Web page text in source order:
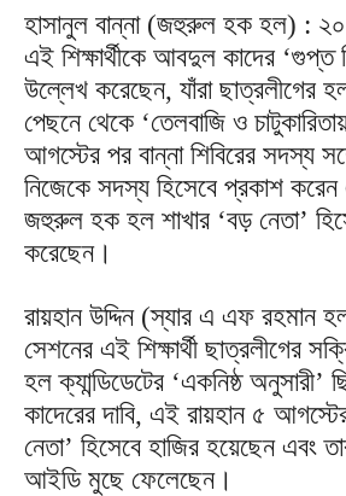
হাসানুল বান্না (জহুরুল হক হল) :
এই শিক্ষার্থীকে আবদুল কাদের ‘গুপ্ত
উল্লেখ করেছেন, যাঁরা ছাত্রলীগের হল
পেছনে থেকে ‘তেলবাজি ও
আগস্টের পর বান্না শিবিরের সদস্য
নিজেকে সদস্য হিসেবে প্রকাশ করেন
জহুরুল হক হল শাখার ‘বড় নেতা’
করেছেন।
রায়হান উদ্দিন (স্যার এ এফ রহমান
সেশনের এই শিক্ষার্থী ছাত্রলীগের
হল ক্যান্ডিডেটের ‘একনিষ্ঠ
কাদেরের দাবি, এই রায়হান ৫
নেতা’ হিসেবে হাজির হয়েছেন এবং
আইডি মুছে ফেলেছেন।